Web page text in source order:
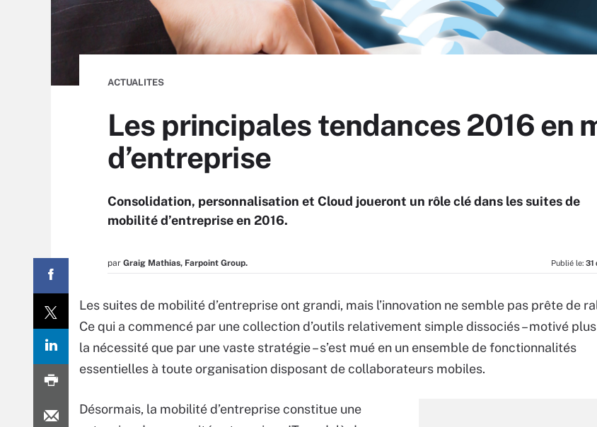
ACTUALITES
Les principales tendances 2016 en
d’entreprise
Consolidation, personnalisation et Cloud joueront un rôle clé dans les suites de
mobilité d’entreprise en 2016.
par Graig Mathias, Farpoint Group. Publié le: 31
Les suites de mobilité d’entreprise ont grandi, mais l’innovation ne semble pas prête de
Ce qui a commencé par une collection d’outils relativement simple dissociés – motivé
la nécessité que par une vaste stratégie – s’est mué en un ensemble de fonctionnalités
essentielles à toute organisation disposant de collaborateurs mobiles.
Désormais, la mobilité d’entreprise constitue une